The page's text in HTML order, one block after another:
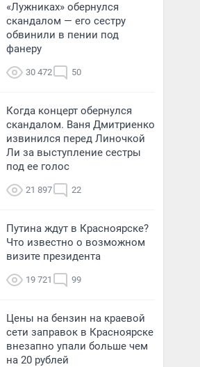
«Лужниках» обернулся
скандалом — его сестру
обвинили в пении под
фанеру
30 472 50
Когда концерт обернулся
скандалом. Ваня Дмитриенко
извинился перед Линочкой
Ли за выступление сестры
под ее голос
21 897 22
Путина ждут в Красноярске?
Что известно о возможном
визите президента
19 721 99
Цены на бензин на краевой
сети заправок в Красноярске
внезапно упали больше чем
на 20 рублей